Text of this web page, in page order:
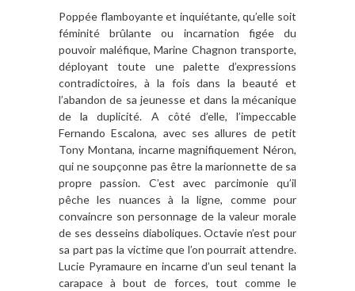
Poppée flamboyante et inquiétante, qu’elle soit
féminité brûlante ou incarnation figée du
pouvoir maléfique, Marine Chagnon transporte,
déployant toute une palette d’expressions
contradictoires, à la fois dans la beauté et
l’abandon de sa jeunesse et dans la mécanique
de la duplicité. A côté d’elle, l’impeccable
Fernando Escalona, avec ses allures de petit
Tony Montana, incarne magnifiquement Néron,
qui ne soupçonne pas être la marionnette de sa
propre passion. C’est
avec parcimonie qu’il
pêche les nuances à la ligne, comme pour
convaincre son personnage de la valeur morale
de ses desseins diaboliques. Octavie n’est pour
sa part pas la victime que l’on pourrait attendre.
Lucie Pyramaure en incarne d’un seul tenant la
carapace à bout de forces, tout comme le